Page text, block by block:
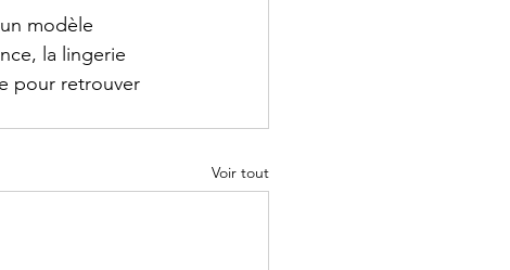
modèle
la lingerie
pour retrouver
Voir tout